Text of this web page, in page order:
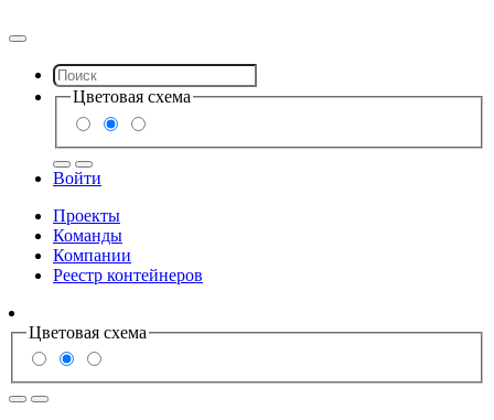
Цветовая схема
Войти
Проекты
Команды
Компании
Реестр контейнеров
Цветовая схема